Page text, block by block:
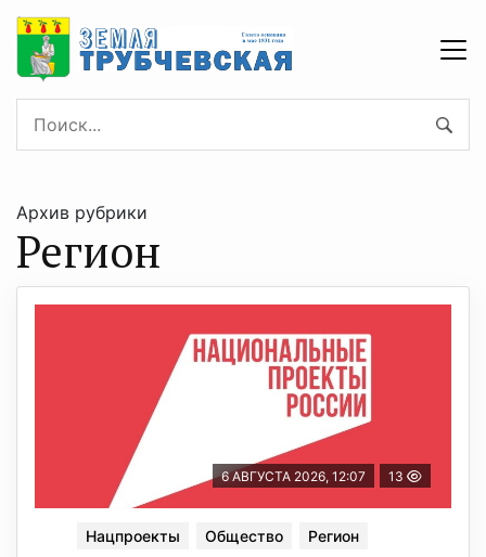
Архив рубрики
Регион
6 АВГУСТА 2026, 12:07 13
Нацпроекты Общество Регион